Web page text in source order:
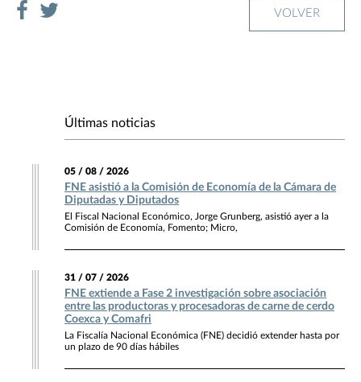
VOLVER
Últimas noticias
05 / 08 / 2026
FNE asistió a la Comisión de Economía de la Cámara de
Diputadas y Diputados
El Fiscal Nacional Económico, Jorge Grunberg, asistió ayer a la
Comisión de Economía, Fomento; Micro,
31 / 07 / 2026
FNE extiende a Fase 2 investigación sobre asociación
entre las productoras y procesadoras de carne de cerdo
Coexca y Comafri
La Fiscalía Nacional Económica (FNE) decidió extender hasta por
un plazo de 90 días hábiles